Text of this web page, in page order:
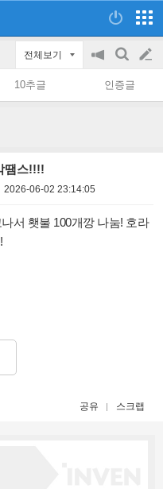
전체보기
공
on/off
검
색
글
쓰
10추글 인증글
땜스!!!!
2026-06-02 23:14:05
서 횃불 100개깡 나눔! 호라
공유 스크랩